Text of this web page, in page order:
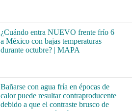
¿Cuándo entra NUEVO frente frío 6
a México con bajas temperaturas
durante octubre? | MAPA
Bañarse con agua fría en épocas de
calor puede resultar contraproducente
debido a que el contraste brusco de